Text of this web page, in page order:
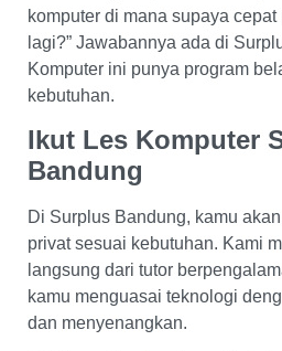
komputer di mana supaya
lagi?” Jawabannya ada di
Komputer ini punya program
kebutuhan.
Ikut Les Komputer
Bandung
Di Surplus Bandung, kamu
privat sesuai kebutuhan. Kami
langsung dari tutor
kamu menguasai teknologi
dan menyenangkan.